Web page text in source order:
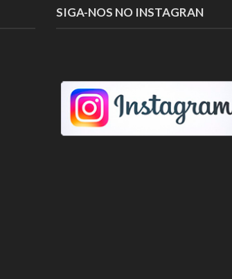
SIGA-NOS NO INSTAGRAN